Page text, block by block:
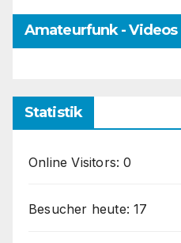
Amateurfunk - Videos
Statistik
Online Visitors:0
Besucher heute:17